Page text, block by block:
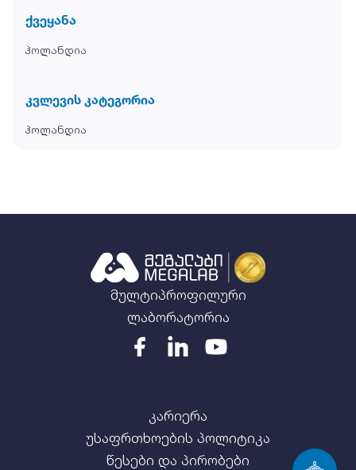
ქვეყანა
ჰოლანდია
კვლევის კატეგორია
ჰოლანდია
მულტიპროფილური
ლაბორატორია
კარიერა
უსაფრთხოების პოლიტიკა
წესები და პირობები